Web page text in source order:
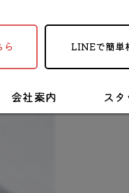
ら LINEで簡単
会社案内 ス